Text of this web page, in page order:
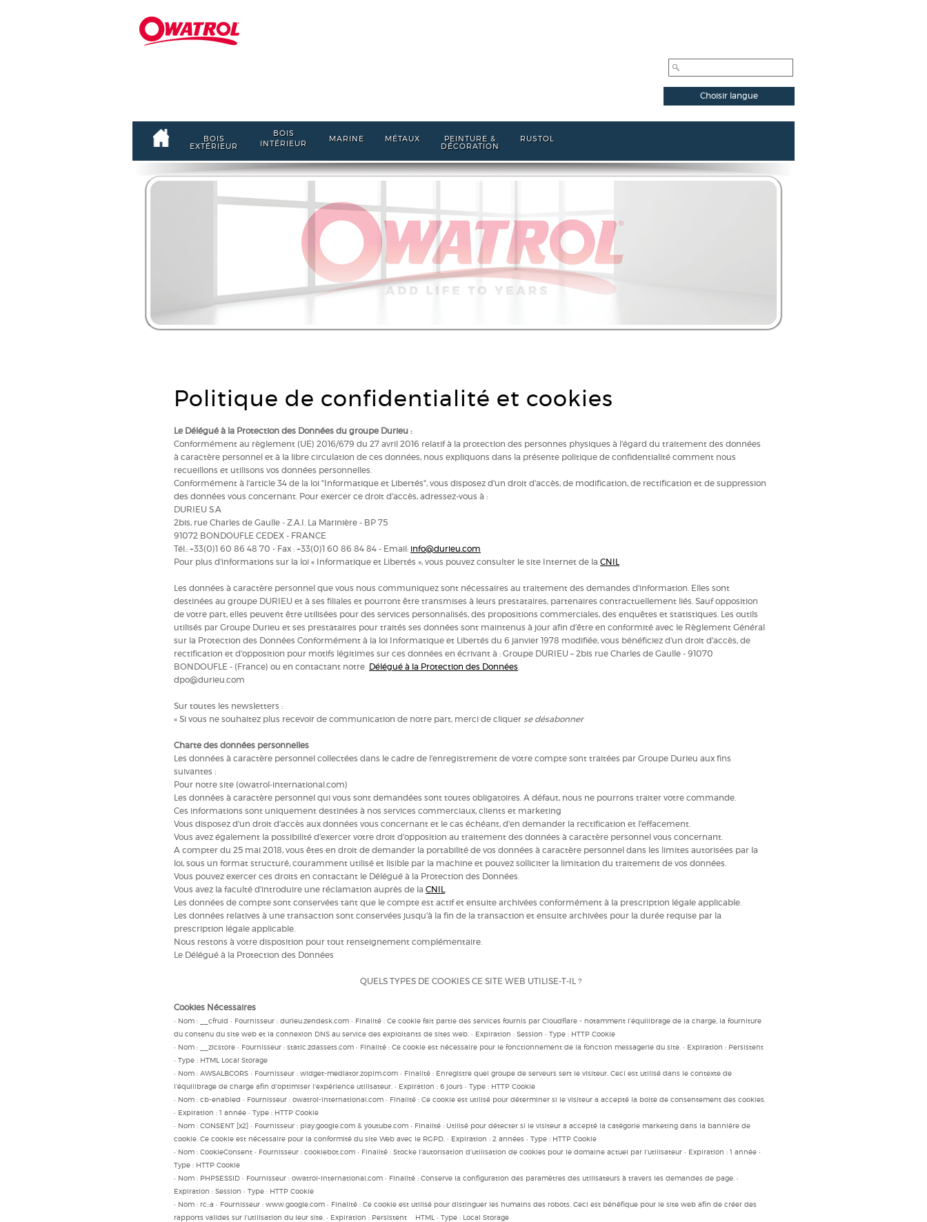
Choisir langue
Norsk
BOIS
EXTÉRIEUR
BOIS
INTÉRIEUR
MARINE MÉTAUX
PEINTURE &
DÉCORATION
RUSTOL
Politique de confidentialité et cookies
Le Délégué à la Protection des Données du groupe Durieu :
Conformément au règlement (UE) 2016/679 du 27 avril 2016 relatif à la protection des personnes physiques à l'égard du traitement des données
à caractère personnel et à la libre circulation de ces données, nous expliquons dans la présente politique de confidentialité comment nous
recueillons et utilisons vos données personnelles.
Conformément à l'article 34 de la loi "Informatique et Libertés", vous disposez d'un droit d'accès, de modification, de rectification et de suppression
des données vous concernant. Pour exercer ce droit d'accès, adressez-vous à :
DURIEU S.A
2bis, rue Charles de Gaulle - Z.A.I. La Marinière - BP 75
91072 BONDOUFLE CEDEX - FRANCE
Tél.: +33(0)1 60 86 48 70 - Fax : +33(0)1 60 86 84 84 - Email: info@durieu.com
Pour plus d'informations sur la loi « Informatique et Libertés », vous pouvez consulter le site Internet de la CNIL
Les données à caractère personnel que vous nous communiquez sont nécessaires au traitement des demandes d'information. Elles sont
destinées au groupe DURIEU et à ses filiales et pourront être transmises à leurs prestataires, partenaires contractuellement liés. Sauf opposition
de votre part, elles peuvent être utilisées pour des services personnalisés, des propositions commerciales, des enquêtes et statistiques. Les outils
utilisés par Groupe Durieu et ses prestataires pour traités ses données sont maintenus à jour afin d’être en conformité avec le Règlement Général
sur la Protection des Données Conformément à la loi Informatique et Libertés du 6 janvier 1978 modifiée, vous bénéficiez d'un droit d'accès, de
rectification et d'opposition pour motifs légitimes sur ces données en écrivant à : Groupe DURIEU – 2bis rue Charles de Gaulle - 91070
BONDOUFLE - (France) ou en contactant notre
Délégué à la Protection des Données
dpo@durieu.com
Sur toutes les newsletters :
« Si vous ne souhaitez plus recevoir de communication de notre part, merci de cliquer se désabonner
Charte des données personnelles
Les données à caractère personnel collectées dans le cadre de l'enregistrement de votre compte sont traitées par Groupe Durieu aux fins
suivantes :
Pour notre site (owatrol-international.com)
Les données à caractère personnel qui vous sont demandées sont toutes obligatoires. A défaut, nous ne pourrons traiter votre commande.
Ces informations sont uniquement destinées à nos services commerciaux, clients et marketing
Vous disposez d'un droit d'accès aux données vous concernant et le cas échéant, d'en demander la rectification et l’effacement.
Vous avez également la possibilité d’exercer votre droit d’opposition au traitement des données à caractère personnel vous concernant.
A compter du 25 mai 2018, vous êtes en droit de demander la portabilité de vos données à caractère personnel dans les limites autorisées par la
loi, sous un format structuré, couramment utilisé et lisible par la machine et pouvez solliciter la limitation du traitement de vos données.
Vous pouvez exercer ces droits en contactant le Délégué à la Protection des Données.
Vous avez la faculté d'introduire une réclamation auprès de la CNIL
Les données de compte sont conservées tant que le compte est actif et ensuite archivées conformément à la prescription légale applicable.
Les données relatives à une transaction sont conservées jusqu'à la fin de la transaction et ensuite archivées pour la durée requise par la
prescription légale applicable.
Nous restons à votre disposition pour tout renseignement complémentaire.
Le Délégué à la Protection des Données
QUELS TYPES DE COOKIES CE SITE WEB UTILISE-T-IL ?
Cookies Nécessaires
• Nom : __cfruid • Fournisseur : durieu.zendesk.com • Finalité : Ce cookie fait partie des services fournis par Cloudflare - notamment l’équilibrage de la charge, la fourniture
du contenu du site web et la connexion DNS au service des exploitants de sites web. • Expiration : Session • Type : HTTP Cookie
• Nom : __zlcstore • Fournisseur : static.zdassets.com • Finalité : Ce cookie est nécessaire pour le fonctionnement de la fonction messagerie du site. • Expiration : Persistent
• Type : HTML Local Storage
• Nom : AWSALBCORS • Fournisseur : widget-mediator.zopim.com • Finalité : Enregistre quel groupe de serveurs sert le visiteur. Ceci est utilisé dans le contexte de
l'équilibrage de charge afin d'optimiser l'expérience utilisateur. • Expiration : 6 jours • Type : HTTP Cookie
• Nom : cb-enabled • Fournisseur : owatrol-international.com • Finalité : Ce cookie est utilisé pour déterminer si le visiteur a accepté la boite de consentement des cookies.
• Expiration : 1 année • Type : HTTP Cookie
• Nom : CONSENT [x2] • Fournisseur : play.google.com & youtube.com • Finalité : Utilisé pour détecter si le visiteur a accepté la catégorie marketing dans la bannière de
cookie. Ce cookie est nécessaire pour la conformité du site Web avec le RGPD. • Expiration : 2 années • Type : HTTP Cookie
• Nom : CookieConsent • Fournisseur : cookiebot.com • Finalité : Stocke l'autorisation d'utilisation de cookies pour le domaine actuel par l'utilisateur • Expiration : 1 année •
Type : HTTP Cookie
• Nom : PHPSESSID • Fournisseur : owatrol-international.com • Finalité : Conserve la configuration des paramètres des utilisateurs à travers les demandes de page. •
Expiration : Session • Type : HTTP Cookie
• Nom : rc::a • Fournisseur : www.google.com • Finalité : Ce cookie est utilisé pour distinguer les humains des robots. Ceci est bénéfique pour le site web afin de créer des
rapports valides sur l'utilisation du leur site. • Expiration : Persistent HTML • Type : Local Storage